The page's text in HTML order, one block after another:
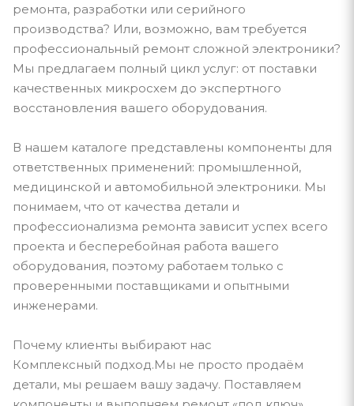
ремонта, разработки или серийного
производства? Или, возможно, вам требуется
профессиональный ремонт сложной электроники?
Мы предлагаем полный цикл услуг: от поставки
качественных микросхем до экспертного
восстановления вашего оборудования.
В нашем каталоге представлены компоненты для
ответственных применений: промышленной,
медицинской и автомобильной электроники. Мы
понимаем, что от качества детали и
профессионализма ремонта зависит успех всего
проекта и бесперебойная работа вашего
оборудования, поэтому работаем только с
проверенными поставщиками и опытными
инженерами.
Почему клиенты выбирают нас
Комплексный подход.Мы не просто продаём
детали, мы решаем вашу задачу. Поставляем